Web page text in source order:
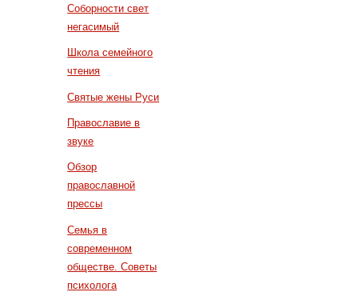
Соборности свет
негасимый
Школа семейного
чтения
Святые жены Руси
Православие в
звуке
Обзор
православной
прессы
Семья в
современном
обществе. Советы
психолога